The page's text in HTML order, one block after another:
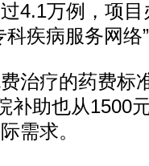
4.1万例，项
疾病服务网络
疗的药费标
补助也从1500
需求。